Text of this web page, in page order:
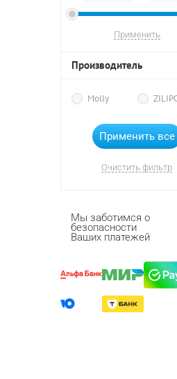
Производитель
Molly
Очистить фильтр
Мы заботимся о
безопасности
Ваших платежей